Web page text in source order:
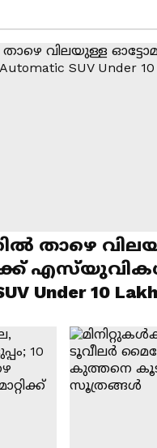
താഴെ
Under 10 Lakh